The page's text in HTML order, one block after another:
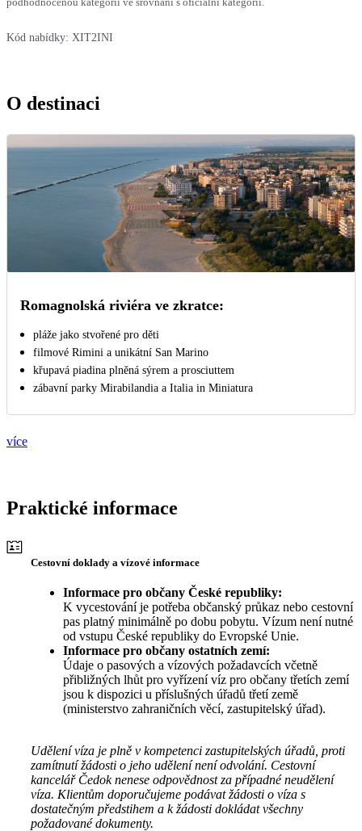
Kód nabídky: XIT2INI
O destinaci
Romagnolská riviéra ve zkratce:
pláže jako stvořené pro děti
filmové Rimini a unikátní San Marino
křupavá piadina plněná sýrem a prosciuttem
zábavní parky Mirabilandia a Italia in Miniatura
více
Praktické informace
Cestovní doklady a vízové informace
Informace pro občany České republiky:
K vycestování je potřeba občanský průkaz nebo cestovní
pas platný minimálně po dobu pobytu. Vízum není nutné
od vstupu České republiky do Evropské Unie.
Informace pro občany ostatních zemí:
Údaje o pasových a vízových požadavcích včetně
přibližných lhůt pro vyřízení víz pro občany třetích zemí
jsou k dispozici u příslušných úřadů třetí země
(ministerstvo zahraničních věcí, zastupitelský úřad).
Udělení víza je plně v kompetenci zastupitelských úřadů, proti
zamítnutí žádosti o jeho udělení není odvolání. Cestovní
kancelář Čedok nenese odpovědnost za případné neudělení
víza. Klientům doporučujeme podávat žádosti o víza s
dostatečným předstihem a k žádosti dokládat všechny
požadované dokumenty.